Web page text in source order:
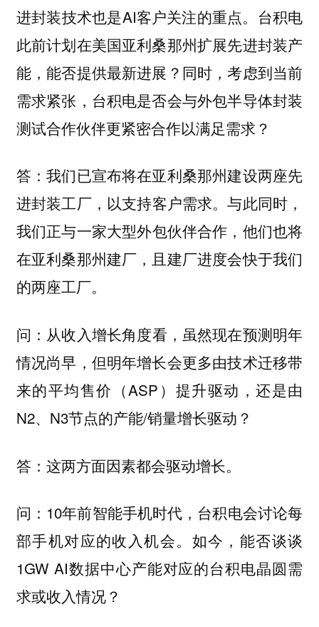
进封装技术也是AI客户关注的重点。台积电
此前计划在美国亚利桑那州扩展先进封装产
能，能否提供最新进展？同时，考虑到当前
需求紧张，台积电是否会与外包半导体封装
测试合作伙伴更紧密合作以满足需求？
答：我们已宣布将在亚利桑那州建设两座先
进封装工厂，以支持客户需求。与此同时，
我们正与一家大型外包伙伴合作 ，他们也将
在亚利桑那州建厂，且建厂进度会快于我们
的两座工厂。
问： 从收入增长角度看，虽然现在预测明年
情况尚早，但明年增长会更多由技术迁移带
来的平均售价（ASP）提升驱动，还是由
N2、N3节点的产能/销量增长驱动？
答： 这两方面因素都会驱动增长。
问： 10年前智能手机时代，台积电会讨论每
部手机对应的收入机会。如今，能否谈谈
1GW AI数据中心产能对应的台积电晶圆需
求或收入情况？